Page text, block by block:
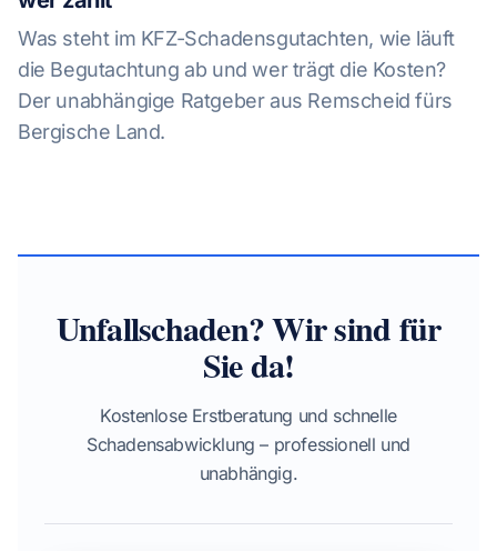
Was steht im KFZ-Schadensgutachten, wie läuft
die Begutachtung ab und wer trägt die Kosten?
Der unabhängige Ratgeber aus Remscheid fürs
Bergische Land.
Unfallschaden? Wir sind für
Sie da!
Kostenlose Erstberatung und schnelle
Schadensabwicklung – professionell und
unabhängig.